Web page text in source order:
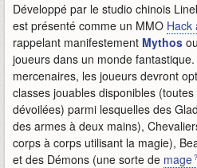
Développé par le studio chinois
est présenté comme un MMO Hack
rappelant manifestement Mythos ou
joueurs dans un monde
mercenaires, les joueurs devront
classes jouables disponibles
dévoilées) parmi lesquelles des
des armes à deux mains),
corps à corps utilisant la magie),
et des Démons (une sorte de mage